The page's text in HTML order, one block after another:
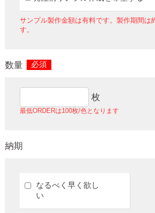
サンプル製作金額は有料です。製作期間は
す。
数量 必須
枚
最低ORDERは100枚/色となります
納期
なるべく早く欲し
い